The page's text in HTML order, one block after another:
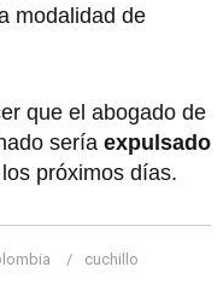
modalidad de
que el abogado de
sería expulsado
próximos días.
cuchillo